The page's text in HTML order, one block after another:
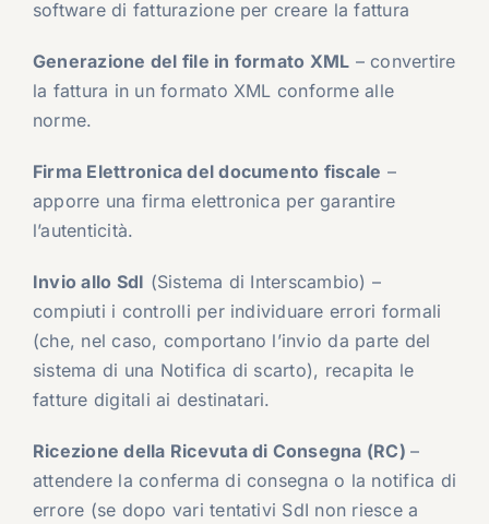
software di fatturazione per creare la fattura
Generazione del file in formato XML – convertire
la fattura in un formato XML conforme alle
norme.
Firma Elettronica del documento fiscale –
apporre una firma elettronica per garantire
l’autenticità.
Invio allo SdI (Sistema di Interscambio) –
compiuti i controlli per individuare errori formali
(che, nel caso, comportano l’invio da parte del
sistema di una Notifica di scarto), recapita le
fatture digitali ai destinatari.
Ricezione della Ricevuta di Consegna (RC)–
attendere la conferma di consegna o la notifica di
errore (se dopo vari tentativi SdI non riesce a